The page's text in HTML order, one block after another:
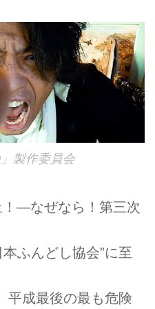
製作委員会
！—なぜなら！第三次
本ふんどし協会”に至
平成最後の最も危険